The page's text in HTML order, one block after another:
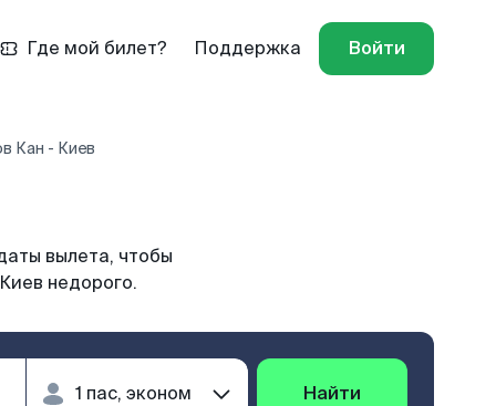
Где мой билет? Поддержка Войти
Кан - Киев
вылета, чтобы
недорого.
Найти